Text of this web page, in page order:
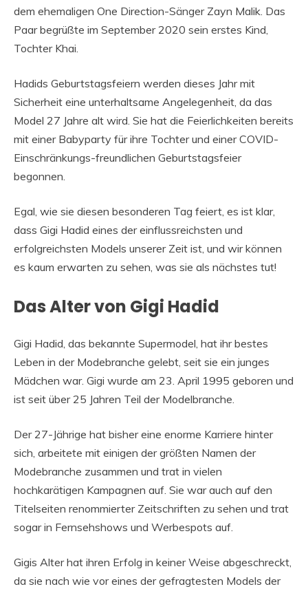
dem ehemaligen One Direction-Sänger Zayn Malik. Das
Paar begrüßte im September 2020 sein erstes Kind,
Tochter Khai.
Hadids Geburtstagsfeiern werden dieses Jahr mit
Sicherheit eine unterhaltsame Angelegenheit, da das
Model 27 Jahre alt wird. Sie hat die Feierlichkeiten bereits
mit einer Babyparty für ihre Tochter und einer COVID-
Einschränkungs-freundlichen Geburtstagsfeier
begonnen.
Egal, wie sie diesen besonderen Tag feiert, es ist klar,
dass Gigi Hadid eines der einflussreichsten und
erfolgreichsten Models unserer Zeit ist, und wir können
es kaum erwarten zu sehen, was sie als nächstes tut!
Das Alter von Gigi Hadid
Gigi Hadid, das bekannte Supermodel, hat ihr bestes
Leben in der Modebranche gelebt, seit sie ein junges
Mädchen war. Gigi wurde am 23. April 1995 geboren und
ist seit über 25 Jahren Teil der Modelbranche.
Der 27-Jährige hat bisher eine enorme Karriere hinter
sich, arbeitete mit einigen der größten Namen der
Modebranche zusammen und trat in vielen
hochkarätigen Kampagnen auf. Sie war auch auf den
Titelseiten renommierter Zeitschriften zu sehen und trat
sogar in Fernsehshows und Werbespots auf.
Gigis Alter hat ihren Erfolg in keiner Weise abgeschreckt,
da sie nach wie vor eines der gefragtesten Models der